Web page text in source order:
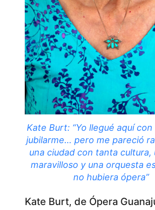
Kate Burt: “Yo llegué aquí con
jubilarme… pero me pareció
una ciudad con tanta cultura,
maravilloso y una orquesta
no hubiera ópera”
Kate Burt, de Ópera